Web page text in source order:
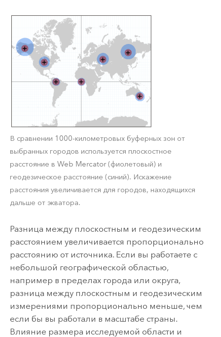
В сравнении 1000-километровых буферных зон от
выбранных городов используется плоскостное
расстояние в Web Mercator (фиолетовый) и
геодезическое расстояние (синий). Искажение
расстояния увеличивается для городов, находящихся
дальше от экватора.
Разница между плоскостным и геодезическим
расстоянием увеличивается пропорционально
расстоянию от источника. Если вы работаете с
небольшой географической областью,
например в пределах города или округа,
разница между плоскостным и геодезическим
измерениями пропорционально меньше, чем
если бы вы работали в масштабе страны.
Влияние размера исследуемой области и